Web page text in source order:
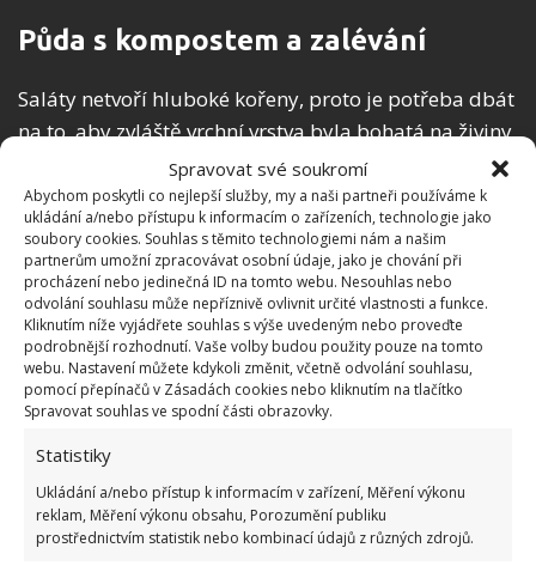
Spravovat své soukromí
Abychom poskytli co nejlepší služby, my a naši partneři používáme k
ukládání a/nebo přístupu k informacím o zařízeních, technologie jako
soubory cookies. Souhlas s těmito technologiemi nám a našim
partnerům umožní zpracovávat osobní údaje, jako je chování při
procházení nebo jedinečná ID na tomto webu. Nesouhlas nebo
odvolání souhlasu může nepříznivě ovlivnit určité vlastnosti a funkce.
Kliknutím níže vyjádřete souhlas s výše uvedeným nebo proveďte
podrobnější rozhodnutí. Vaše volby budou použity pouze na tomto
webu. Nastavení můžete kdykoli změnit, včetně odvolání souhlasu,
pomocí přepínačů v Zásadách cookies nebo kliknutím na tlačítko
Spravovat souhlas ve spodní části obrazovky.
Statistiky
Ukládání a/nebo přístup k informacím v zařízení, Měření výkonu
reklam, Měření výkonu obsahu, Porozumění publiku
prostřednictvím statistik nebo kombinací údajů z různých zdrojů.
Půda s kompostem a zalévání
Saláty netvoří hluboké kořeny, proto je potřeba dbát
na to, aby zvláště vrchní vrstva byla bohatá na živiny.
Ty nejlépe dodáte půdě v podobě kompostu, ať už
vlastního nebo kupovaného. Je také velmi důležité,
udržovat vrchní vrstvu hlíny neustále vlhkou. Ve
velkých vedrech se tak vyplatí přivést k salátům
mikro závlahu. Pokud chcete sklízet čerstvý salát
opravdu téměř po celý rok, pak se nevyhynete
zbudování konstrukce pro ochrannou textilii.